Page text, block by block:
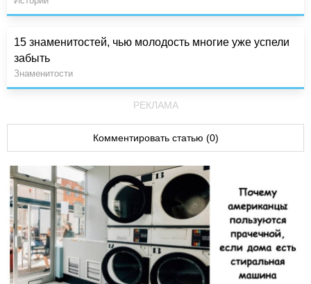
15 знаменитостей, чью молодость многие уже успели
забыть
Знаменитости
РЕКЛАМА
Комментировать статью (0)